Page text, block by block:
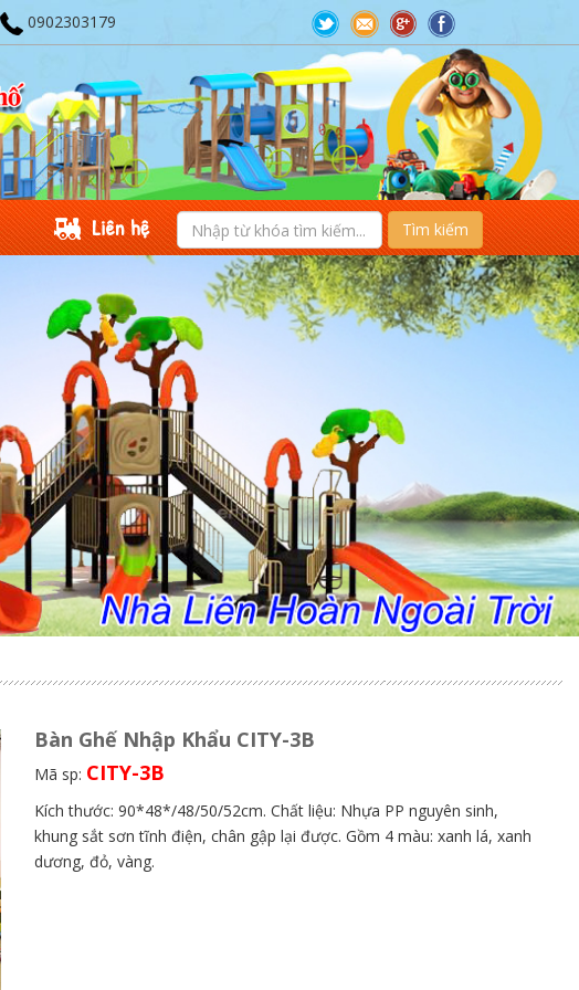
0902303179
Liên hệ Tìm kiếm
Bàn Ghế Nhập Khẩu CITY-3B
Mã sp: CITY-3B
Kích thước: 90*48*/48/50/52cm. Chất liệu: Nhựa PP nguyên sinh,
khung sắt sơn tĩnh điện, chân gập lại được. Gồm 4 màu: xanh lá, xanh
dương, đỏ, vàng.